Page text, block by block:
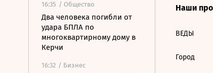
16:35 / Общество
Два человека погибли от
удара БПЛА по
многоквартирному дому в
Керчи
16:32 / Бизнес
Наши
ВЕДЫ
Город